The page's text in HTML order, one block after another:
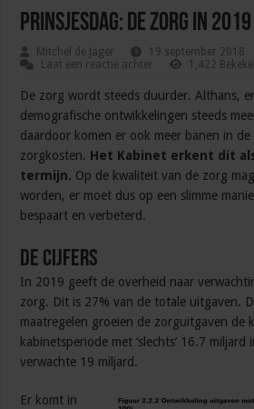
Prinsjesdag: de Zorg in 2019
Mitchel de Jager 19 september 2018
Laat een reactie achter
1,422
De zorg wordt steeds duurder. Althans,
demografische ontwikkelingen steeds
daardoor komen er ook meer banen in
zorgkosten. Het Kabinet erkent dit
termijn. Op de kwaliteit van de zorg
worden, er moet dus op een slimme
bespaart en verbeterd.
De cijfers
In 2019 geeft de overheid naar
zorg. Dit is 27% van de totale uitgaven.
maatregelen groeien de zorguitgaven de
kabinetsperiode met ‘slechts’ 16.7
verwachte 19 miljard.
Er komt in